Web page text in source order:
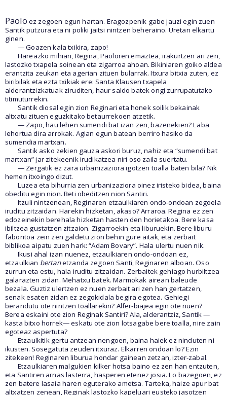
Paolo ez zegoen egun hartan. Eragozpenik gabe jauzi egin zuen
Santik putzura eta ni poliki jaitsi nintzen beheraino. Uretan elkartu
ginen.
— Goazen kala txikira, zapo!
Hareazko mihian, Regina, Paoloren emaztea, irakurtzen ari zen,
lastozko txapela soinean eta zigarroa ahoan. Bikiniaren goiko aldea
erantzita zeukan eta agerian zituen bularrak. Itxura bitxia zuten, ez
biribilak eta ezta txikiak ere: Santa Klausen txapela
alderantzizkatuak ziruditen, haur saldo batek ongi zurrupatutako
titimuturrekin.
Santik diosal egin zion Reginari eta honek soilik bekainak
altxatu zituen eguzkitako betaurrekoen atzetik.
— Zapo, hau lehen sumendi bat izan zen, bazenekien? Laba
lehortua dira arrokak. Agian egun batean berriro hasiko da
sumendia martxan.
Santik asko zekien gauza askori buruz, nahiz eta “sumendi bat
martxan” jar zitekeenik irudikatzea niri oso zaila suertatu.
— Zergatik ez zara urbanizaziora igotzen toalla baten bila? Nik
hemen itxoingo dizut.
Luzea eta bihurria zen urbanizaziora oinez iristeko bidea, baina
obeditu egin nion. Beti obeditzen nion Santiri.
Itzuli nintzenean, Reginaren etzaulkiaren ondo-ondoan zegoela
iruditu zitzaidan. Harekin hizketan, akaso? Arraroa. Regina ez zen
edozeinekin berehala hizketan hasten den horietakoa. Bere kasa
ibiltzea gustatzen zitzaion. Zigarroekin eta liburuekin. Bere liburu
faboritoa zein zen galdetu zion behin gure aitak, eta zerbait
biblikoa aipatu zuen hark: “Adam Bovary”. Hala ulertu nuen nik.
Ikusi ahal izan nuenez, etzaulkiaren ondo-ondoan ez,
etzaulkian bertanetzanda zegoen Santi, Reginaren alboan. Oso
zurrun eta estu, hala iruditu zitzaidan. Zerbaitek gehiago hurbiltzea
galarazten zidan. Mehatxu batek. Marmokak airean baleude
bezala. Guztiz ulertzen ez nuen zerbait ari zen han gertatzen,
senak esaten zidan ez zegokidala begira egotea. Gehiegi
berandutu ote nintzen toallarekin? Alfer-biajea egin ote nuen?
Berea eskaini ote zion Reginak Santiri? Ala, alderantziz, Santik —
kasta bitxo horrek— eskatu ote zion lotsagabe bere toalla, nire zain
egoteaz aspertuta?
Etzaulkitik gertu antzean nengoen, baina haiek ez ninduten ni
ikusten. Sosegatuta zeuden itxuraz. Elkarren ondoan lo? Ezin
zitekeen! Reginaren liburua hondar gainean zetzan, izter-zabal.
Etzaulkiaren malgukien kilker hotsa baino ez zen han entzuten,
eta Santiren arnas lasterra, hasperen etenez josia. Lo bazegoen, ez
zen batere lasaia haren eguterako ametsa. Tarteka, haize apur bat
altxatzen zenean, Reginak lastozko kapeluari eusteko jasotzen